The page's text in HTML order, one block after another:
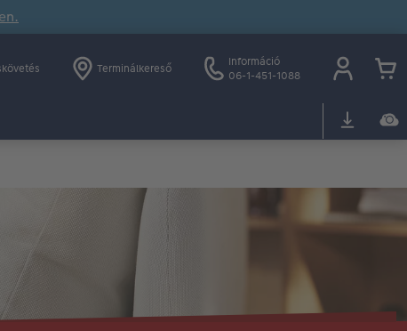
Terminálkereső
Információ
06-1-451-1088